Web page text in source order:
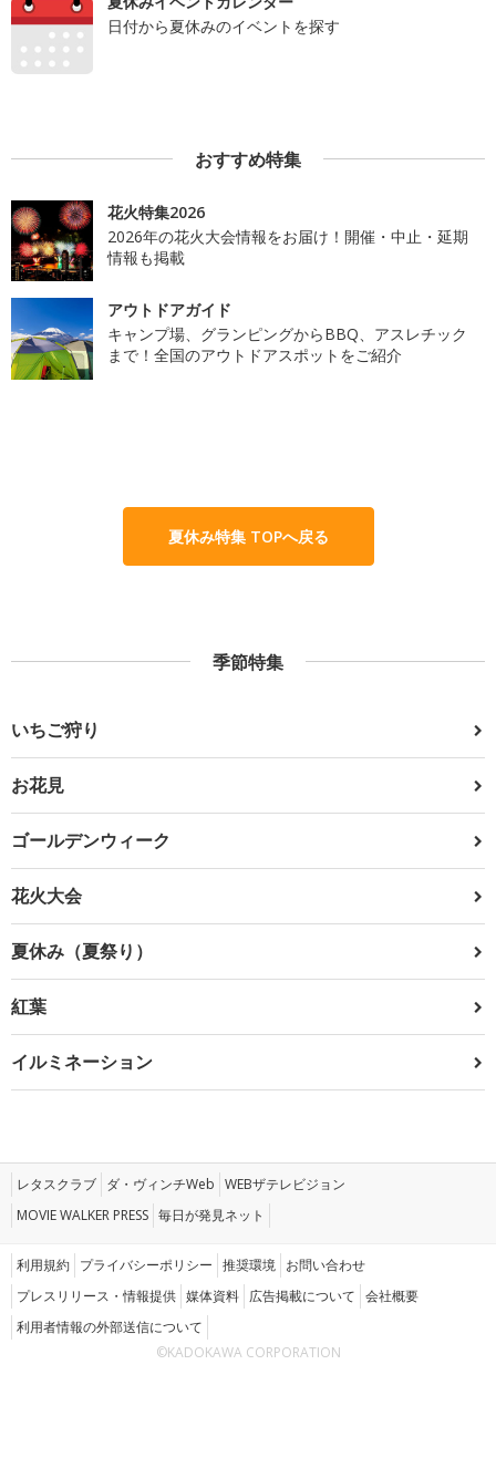
日付から夏休みのイベントを探す
おすすめ特集
花火特集2026
2026年の花火大会情報をお届け！開催・中止・延期
情報も掲載
アウトドアガイド
キャンプ場、グランピングからBBQ、アスレチック
まで！全国のアウトドアスポットをご紹介
夏休み特集 TOPへ戻る
季節特集
いちご狩り
お花見
ゴールデンウィーク
花火大会
夏休み（夏祭り）
紅葉
イルミネーション
レタスクラブ ダ・ヴィンチWeb WEBザテレビジョン
MOVIE WALKER PRESS 毎日が発見ネット
利用規約 プライバシーポリシー 推奨環境 お問い合わせ
プレスリリース・情報提供 媒体資料 広告掲載について 会社概要
利用者情報の外部送信について
©KADOKAWA CORPORATION